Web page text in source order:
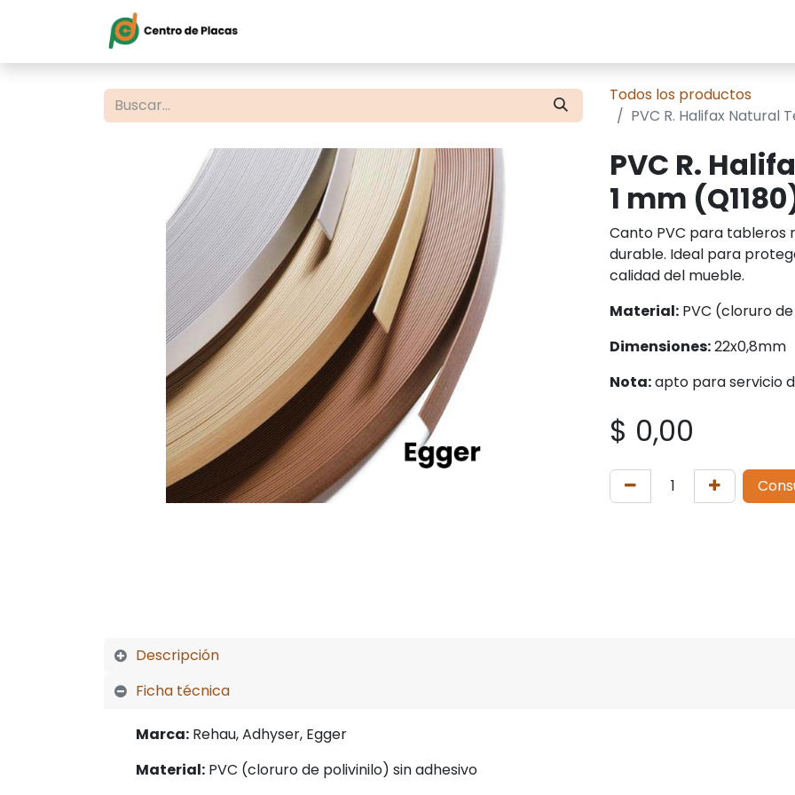
Todos los productos
PVC R. Halifax Natural
PVC R.
1 mm
Canto PVC para tableros
durable. Ideal para
calidad del mueble.
Material: PVC (cloruro
Dimensiones:22x0,8mm
Nota:apto para servicio
$ 0,00
Descripción
Ficha técnica
Marca: Rehau, Adhyser, Egger
Material: PVC (cloruro de polivinilo) sin adhesivo